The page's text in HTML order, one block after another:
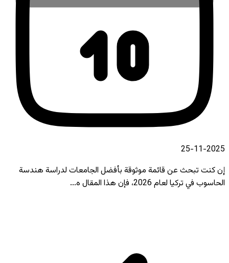
2025-11-25
إن كنت تبحث عن قائمة موثوقة بأفضل الجامعات لدراسة هندسة
الحاسوب في تركيا لعام 2026، فإن هذا المقال ه...